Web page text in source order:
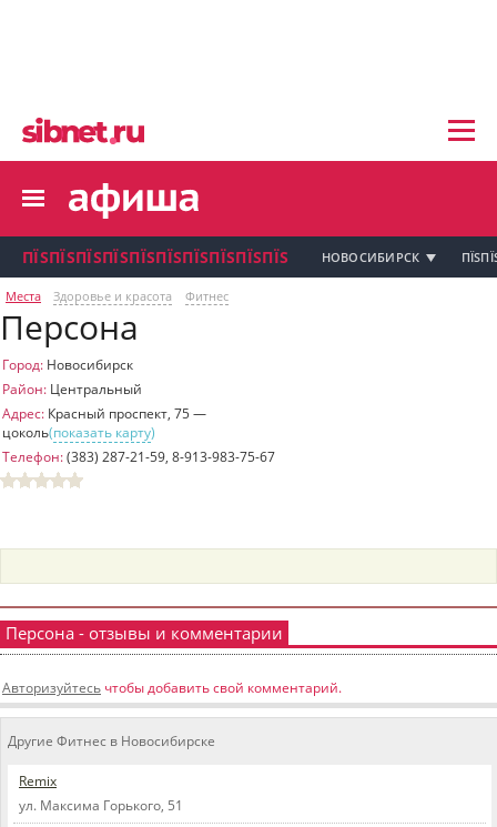
пїЅпїЅпїЅпїЅпїЅпїЅпїЅпїЅ
пїЅпїЅпїЅпїЅпїЅпїЅпїЅ
пїЅпїЅпїЅпїЅпїЅ
пїЅпїЅпїЅ пїЅпїЅпїЅпїЅпїЅпїЅпїЅ
пїЅпїЅпїЅ пїЅпїЅпїЅпїЅпїЅпїЅпїЅ
пїЅпїЅпїЅ
пїЅпїЅпїЅпїЅпїЅпїЅпїЅпїЅпїЅ
пїЅпїЅпїЅ пїЅпїЅпїЅпїЅпїЅ
пїЅпїЅпїЅ пїЅпїЅпїЅпїЅпїЅпїЅ
пїЅпїЅпїЅпїЅпїЅ
пїЅпїЅпїЅпїЅпїЅпїЅпїЅпїЅпїЅпїЅ
пїЅпїЅпїЅ пїЅпїЅпїЅпїЅпїЅпїЅпїЅ
пїЅпїЅпїЅ пїЅпїЅпїЅпїЅпїЅпїЅпїЅ
пїЅпїЅпїЅ
пїЅпїЅпїЅ пїЅпїЅпїЅпїЅпїЅ
пїЅпїЅпїЅ пїЅпїЅпїЅпїЅпїЅпїЅ
ПЇЅПЇЅПЇЅПЇЅПЇЅПЇЅПЇЅПЇЅПЇЅПЇЅ НОВОСИБИРСК
Места Здоровье и красота Фитнес
Персона
Город: Новосибирск
Район: Центральный
Адрес: Красный проспект, 75 —
цоколь(показать карту)
Телефон:(383) 287-21-59, 8-913-983-75-67
Персона - отзывы и комментарии
Авторизуйтесь чтобы добавить свой комментарий.
Другие Фитнес в Новосибирске
Remix
ул. Максима Горького, 51